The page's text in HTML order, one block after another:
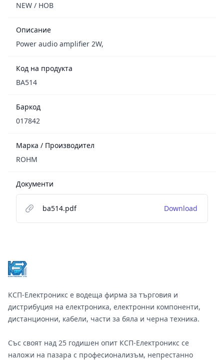
NEW / НОВ
Описание
Power audio amplifier 2W,
Код на продукта
BA514
Баркод
017842
Марка / Производител
ROHM
Документи
ba514.pdf Download
КСП-Електроникс е водеща фирма за търговия и
дистрибуция на електроника, електронни компоненти,
дистанционни, кабели, части за бяла и черна техника.
Със своят над 25 годишен опит КСП-Електроникс се
наложи на пазара с професионализъм, непрестанно